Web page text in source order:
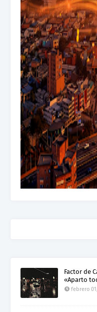
Factor de
«Aparto
febrero